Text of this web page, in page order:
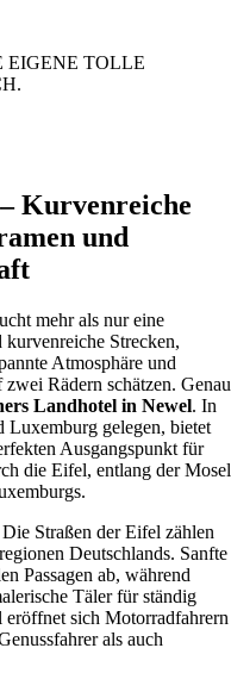
TOLLE
Kurvenreiche
und
mehr als nur eine
Strecken,
Atmosphäre und
Rädern schätzen. Genau
Landhotel in Newel. In
Luxemburg gelegen, bietet
Ausgangspunkt für
die Eifel, entlang der Mosel
Straßen der Eifel zählen
Deutschlands. Sanfte
Passagen ab, während
Täler für ständig
sich Motorradfahrern
als auch